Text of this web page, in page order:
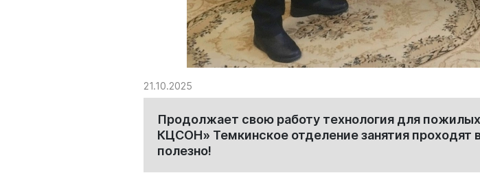
21.10.2025
Продолжает свою работу технология для
КЦСОН» Темкинское отделение занятия проходят
полезно!